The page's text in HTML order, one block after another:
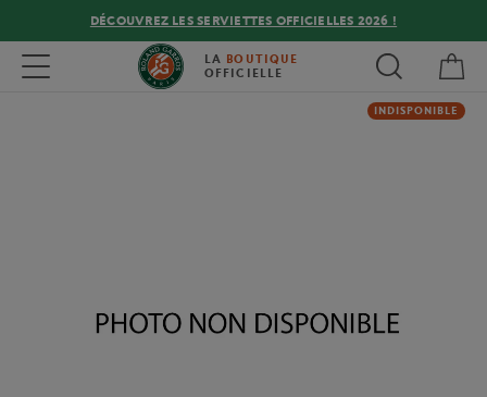
DÉCOUVREZ LES SERVIETTES OFFICIELLES 2026 !
Toggle navigation LA BOUTIQUE
OFFICIELLE
INDISPONIBLE